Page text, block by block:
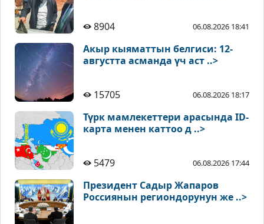
8904 06.08.2026 18:41
Акыр кыяматтын белгиси: 12-
августта асманда үч аст ..>
15705 06.08.2026 18:17
Түрк мамлекеттери арасында ID-
карта менен каттоо д ..>
5479 06.08.2026 17:44
Президент Садыр Жапаров
Россиянын региондорунун же ..>